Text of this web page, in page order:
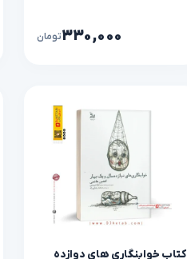
۳۳۰,۰۰۰تومان
کتاب خوابنگاری های دوازده